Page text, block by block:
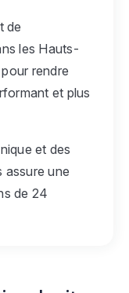
de
les Hauts-
rendre
et plus
et des
assure une
de 24